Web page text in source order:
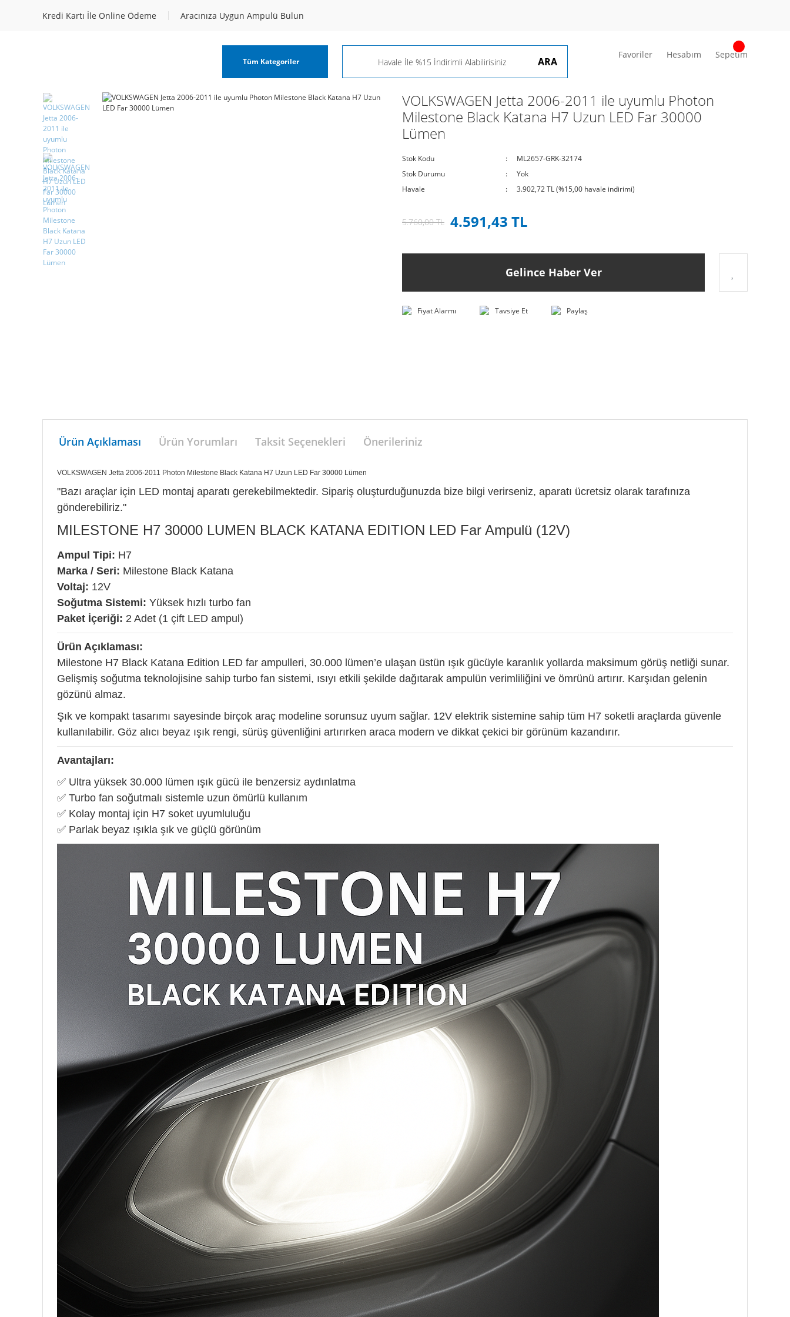
Kredi Kartı İle Online Ödeme Aracınıza Uygun Ampulü Bulun
Tüm Kategoriler ARA
Favoriler Hesabım Sepetim
VOLKSWAGEN Jetta 2006-2011 ile uyumlu Photon
Milestone Black Katana H7 Uzun LED Far 30000
Lümen
Stok Kodu
ML2657-GRK-32174
Stok Durumu
Yok
Havale
3.902,72 TL (%15,00 havale indirimi)
5.760,00 TL 4.591,43 TL
Gelince Haber Ver
Fiyat Alarmı Tavsiye Et Paylaş
Ürün Açıklaması Ürün Yorumları Taksit Seçenekleri Önerileriniz
VOLKSWAGEN Jetta 2006-2011 Photon Milestone Black Katana H7 Uzun LED Far 30000 Lümen
"Bazı araçlar için LED montaj aparatı gerekebilmektedir. Sipariş oluşturduğunuzda bize bilgi verirseniz, aparatı ücretsiz olarak tarafınıza
gönderebiliriz."
MILESTONE H7 30000 LUMEN BLACK KATANA EDITION LED Far Ampulü (12V)
Ampul Tipi: H7
Marka / Seri: Milestone Black Katana
Voltaj: 12V
Soğutma Sistemi: Yüksek hızlı turbo fan
Paket İçeriği: 2 Adet (1 çift LED ampul)
Ürün Açıklaması:
Milestone H7 Black Katana Edition LED far ampulleri, 30.000 lümen’e ulaşan üstün ışık gücüyle karanlık yollarda maksimum görüş netliği sunar.
Gelişmiş soğutma teknolojisine sahip turbo fan sistemi, ısıyı etkili şekilde dağıtarak ampulün verimliliğini ve ömrünü artırır. Karşıdan gelenin
gözünü almaz.
Şık ve kompakt tasarımı sayesinde birçok araç modeline sorunsuz uyum sağlar. 12V elektrik sistemine sahip tüm H7 soketli araçlarda güvenle
kullanılabilir. Göz alıcı beyaz ışık rengi, sürüş güvenliğini artırırken araca modern ve dikkat çekici bir görünüm kazandırır.
Avantajları:
✅ Ultra yüksek 30.000 lümen ışık gücü ile benzersiz aydınlatma
✅ Turbo fan soğutmalı sistemle uzun ömürlü kullanım
✅ Kolay montaj için H7 soket uyumluluğu
✅ Parlak beyaz ışıkla şık ve güçlü görünüm